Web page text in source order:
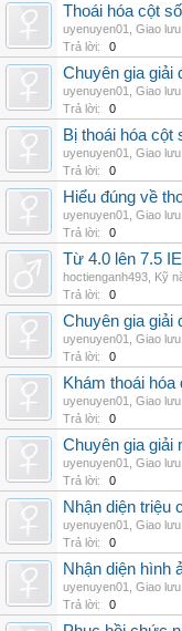
Thoái hóa cột
uyenuyen01
Giao lưu
Trả lời:
0
Chuyên gia giải
uyenuyen01
Giao lưu
Trả lời:
0
Bị thoái hóa cột
uyenuyen01
Giao lưu
Trả lời:
0
Hiểu đúng về
uyenuyen01
Giao lưu
Trả lời:
0
Từ 4.0 lên 7.5
hoctienganh493 Kỹ
Trả lời:
0
Chuyên gia giải
uyenuyen01
Giao lưu
Trả lời:
0
Khám thoái
uyenuyen01
Giao lưu
Trả lời:
0
Chuyên gia giải
uyenuyen01
Giao lưu
Trả lời:
0
Nhận diện triệu
uyenuyen01
Giao lưu
Trả lời:
0
Nhận diện hình
uyenuyen01
Giao lưu
Trả lời:
0